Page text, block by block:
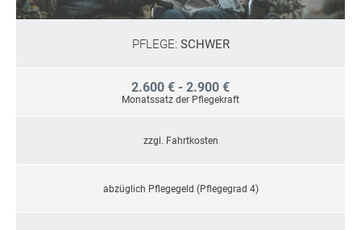
PFLEGE: SCHWER
2.600 € - 2.900 €
Monatssatz der Pflegekraft
zzgl. Fahrtkosten
abzüglich Pflegegeld (Pflegegrad 4)